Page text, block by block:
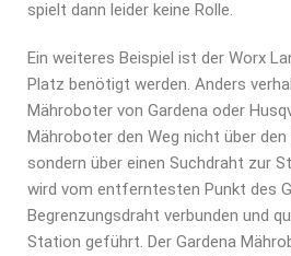
spielt dann leider keine Rolle.
Ein weiteres Beispiel ist der Worx
Platz benötigt werden. Anders
Mähroboter von Gardena oder
Mähroboter den Weg nicht über
sondern über einen Suchdraht zur
wird vom entferntesten Punkt des
Begrenzungsdraht verbunden und
Station geführt. Der Gardena